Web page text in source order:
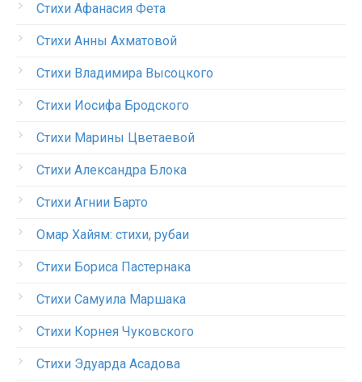
Стихи Афанасия Фета
Стихи Анны Ахматовой
Стихи Владимира Высоцкого
Стихи Иосифа Бродского
Стихи Марины Цветаевой
Стихи Александра Блока
Стихи Агнии Барто
Омар Хайям: стихи, рубаи
Стихи Бориса Пастернака
Стихи Самуила Маршака
Стихи Корнея Чуковского
Стихи Эдуарда Асадова